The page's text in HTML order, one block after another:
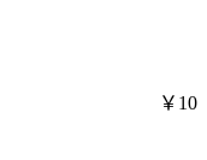
￥10